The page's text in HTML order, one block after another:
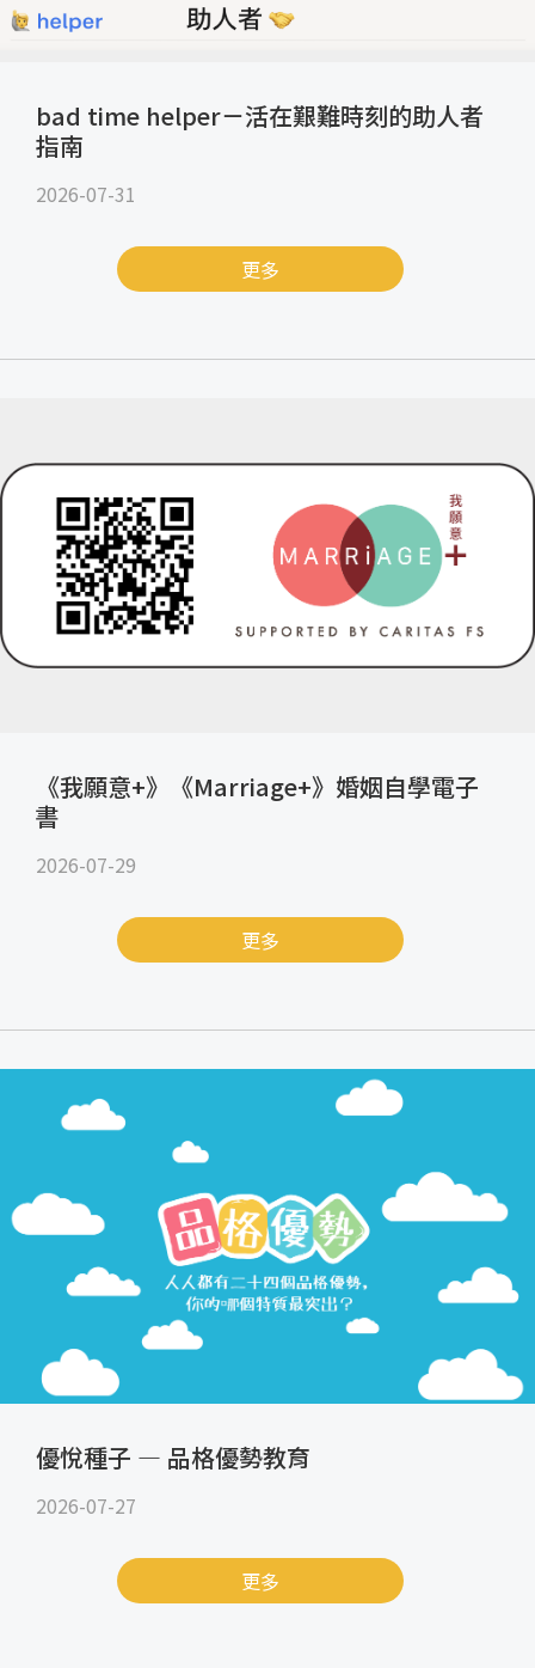
bad time helper－活在艱難時刻的助人者
指南
2026-07-31
更多
《我願意+》《Marriage+》婚姻自學電子
書
2026-07-29
更多
優悅種子 — 品格優勢教育
2026-07-27
更多